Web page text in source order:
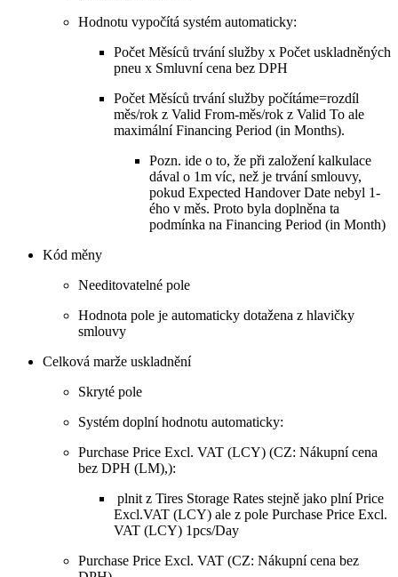
Hodnotu vypočítá systém automaticky:
Počet Měsíců trvání služby x Počet uskladněných
pneu x Smluvní cena bez DPH
Počet Měsíců trvání služby počítáme=rozdíl
měs/rok z Valid From-měs/rok z Valid To ale
maximální Financing Period (in Months).
Pozn. ide o to, že při založení kalkulace
dával o 1m víc, než je trvání smlouvy,
pokud Expected Handover Date nebyl 1-
ého v měs. Proto byla doplněna ta
podmínka na Financing Period (in Month)
Kód měny
Needitovatelné pole
Hodnota pole je automaticky dotažena z hlavičky
smlouvy
Celková marže uskladnění
Skryté pole
Systém doplní hodnotu automaticky:
Purchase Price Excl. VAT (LCY) (CZ: Nákupní cena
bez DPH (LM),):
plnit z Tires Storage Rates stejně jako plní Price
Excl.VAT (LCY) ale z pole Purchase Price Excl.
VAT (LCY) 1pcs/Day
Purchase Price Excl. VAT (CZ: Nákupní cena bez